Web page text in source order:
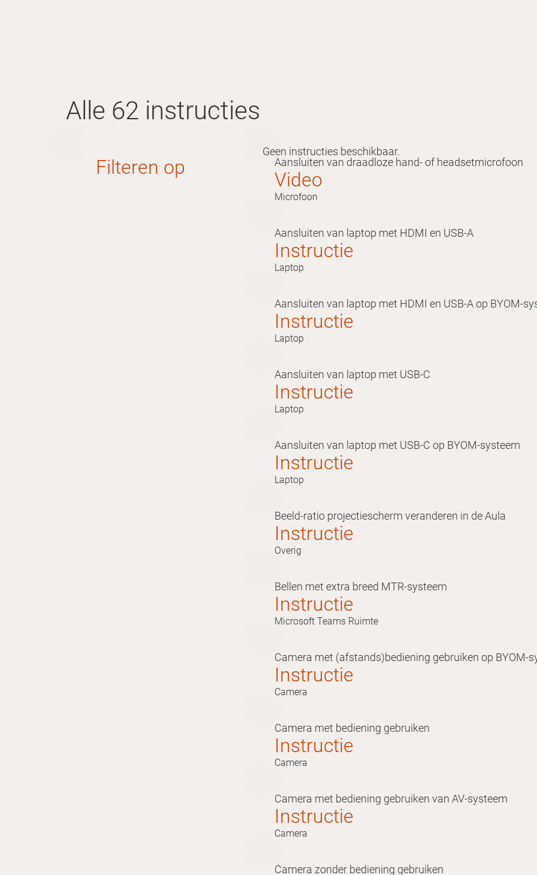
Geen instructies beschikbaar.
Filteren op
Video
Aansluiten van draadloze hand- of headsetmicrofoon
Microfoon
Instructie
Aansluiten van laptop met HDMI en USB-A
Laptop
Instructie
Aansluiten van laptop met HDMI en USB-A op BYOM-
Laptop
Instructie
Aansluiten van laptop met USB-C
Laptop
Instructie
Aansluiten van laptop met USB-C op BYOM-systeem
Laptop
Instructie
Beeld-ratio projectiescherm veranderen in de Aula
Overig
Instructie
Bellen met extra breed MTR-systeem
Microsoft Teams Ruimte
Instructie
Camera met (afstands)bediening gebruiken op BYOM-
Camera
Instructie
Camera met bediening gebruiken
Camera
Instructie
Camera met bediening gebruiken van AV-systeem
Camera
Camera zonder bediening gebruiken
Alle 62 instructies